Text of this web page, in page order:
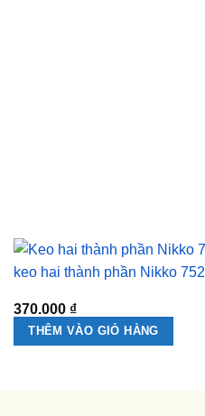
keo hai thành phần Nikko 752
370.000 ₫
THÊM VÀO GIỎ HÀNG